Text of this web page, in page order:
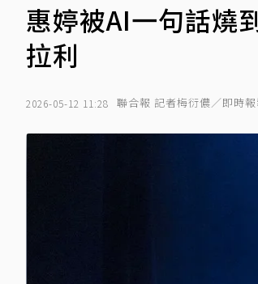
惠婷被AI一句話燒
拉利
2026-05-12 11:28 聯合報 記者梅衍儂／即時